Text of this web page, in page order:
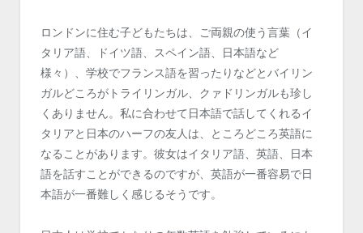
ロンドンに住む子どもたちは、ご両親の使う言葉（イ
タリア語、ドイツ語、スペイン語、日本語など
様々）、学校でフランス語を習ったりなどとバイリン
ガルどころがトライリンガル、クァドリンガルも珍し
くありません。私に合わせて日本語で話してくれるイ
タリアと日本のハーフの友人は、ところどころ英語に
なることがあります。彼女はイタリア語、英語、日本
語を話すことができるのですが、英語が一番容易で日
本語が一番難しく感じるそうです。